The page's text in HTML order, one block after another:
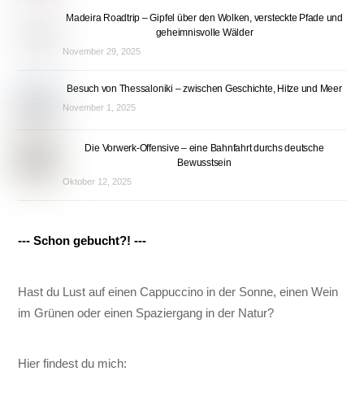
Madeira Roadtrip – Gipfel über den Wolken, versteckte Pfade und
geheimnisvolle Wälder
November 29, 2025
Besuch von Thessaloniki – zwischen Geschichte, Hitze und Meer
November 1, 2025
Die Vorwerk-Offensive – eine Bahnfahrt durchs deutsche
Bewusstsein
Oktober 12, 2025
--- Schon gebucht?! ---
Hast du Lust auf einen Cappuccino in der Sonne, einen Wein
im Grünen oder einen Spaziergang in der Natur?
Hier findest du mich: